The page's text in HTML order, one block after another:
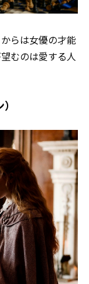
らは女優の才能
むのは愛する人